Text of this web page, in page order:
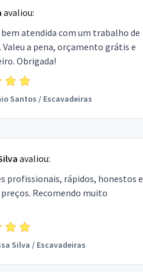
avaliou:
atendida com um trabalho de
Valeu a pena, orçamento grátis e
Obrigada!
Santos / Escavadeiras
avaliou:
profissionais, rápidos, honestos e
Recomendo muito
Silva / Escavadeiras